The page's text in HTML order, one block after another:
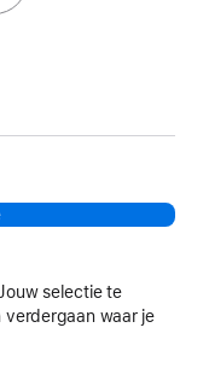
selectie te
waar je